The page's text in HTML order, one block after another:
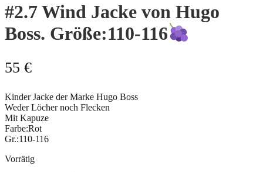
#2.7 Wind Jacke von Hugo
Boss. Größe:110-116
55 €
Kinder Jacke der Marke Hugo Boss
Weder Löcher noch Flecken
Mit Kapuze
Farbe:Rot
Gr.:110-116
Vorrätig